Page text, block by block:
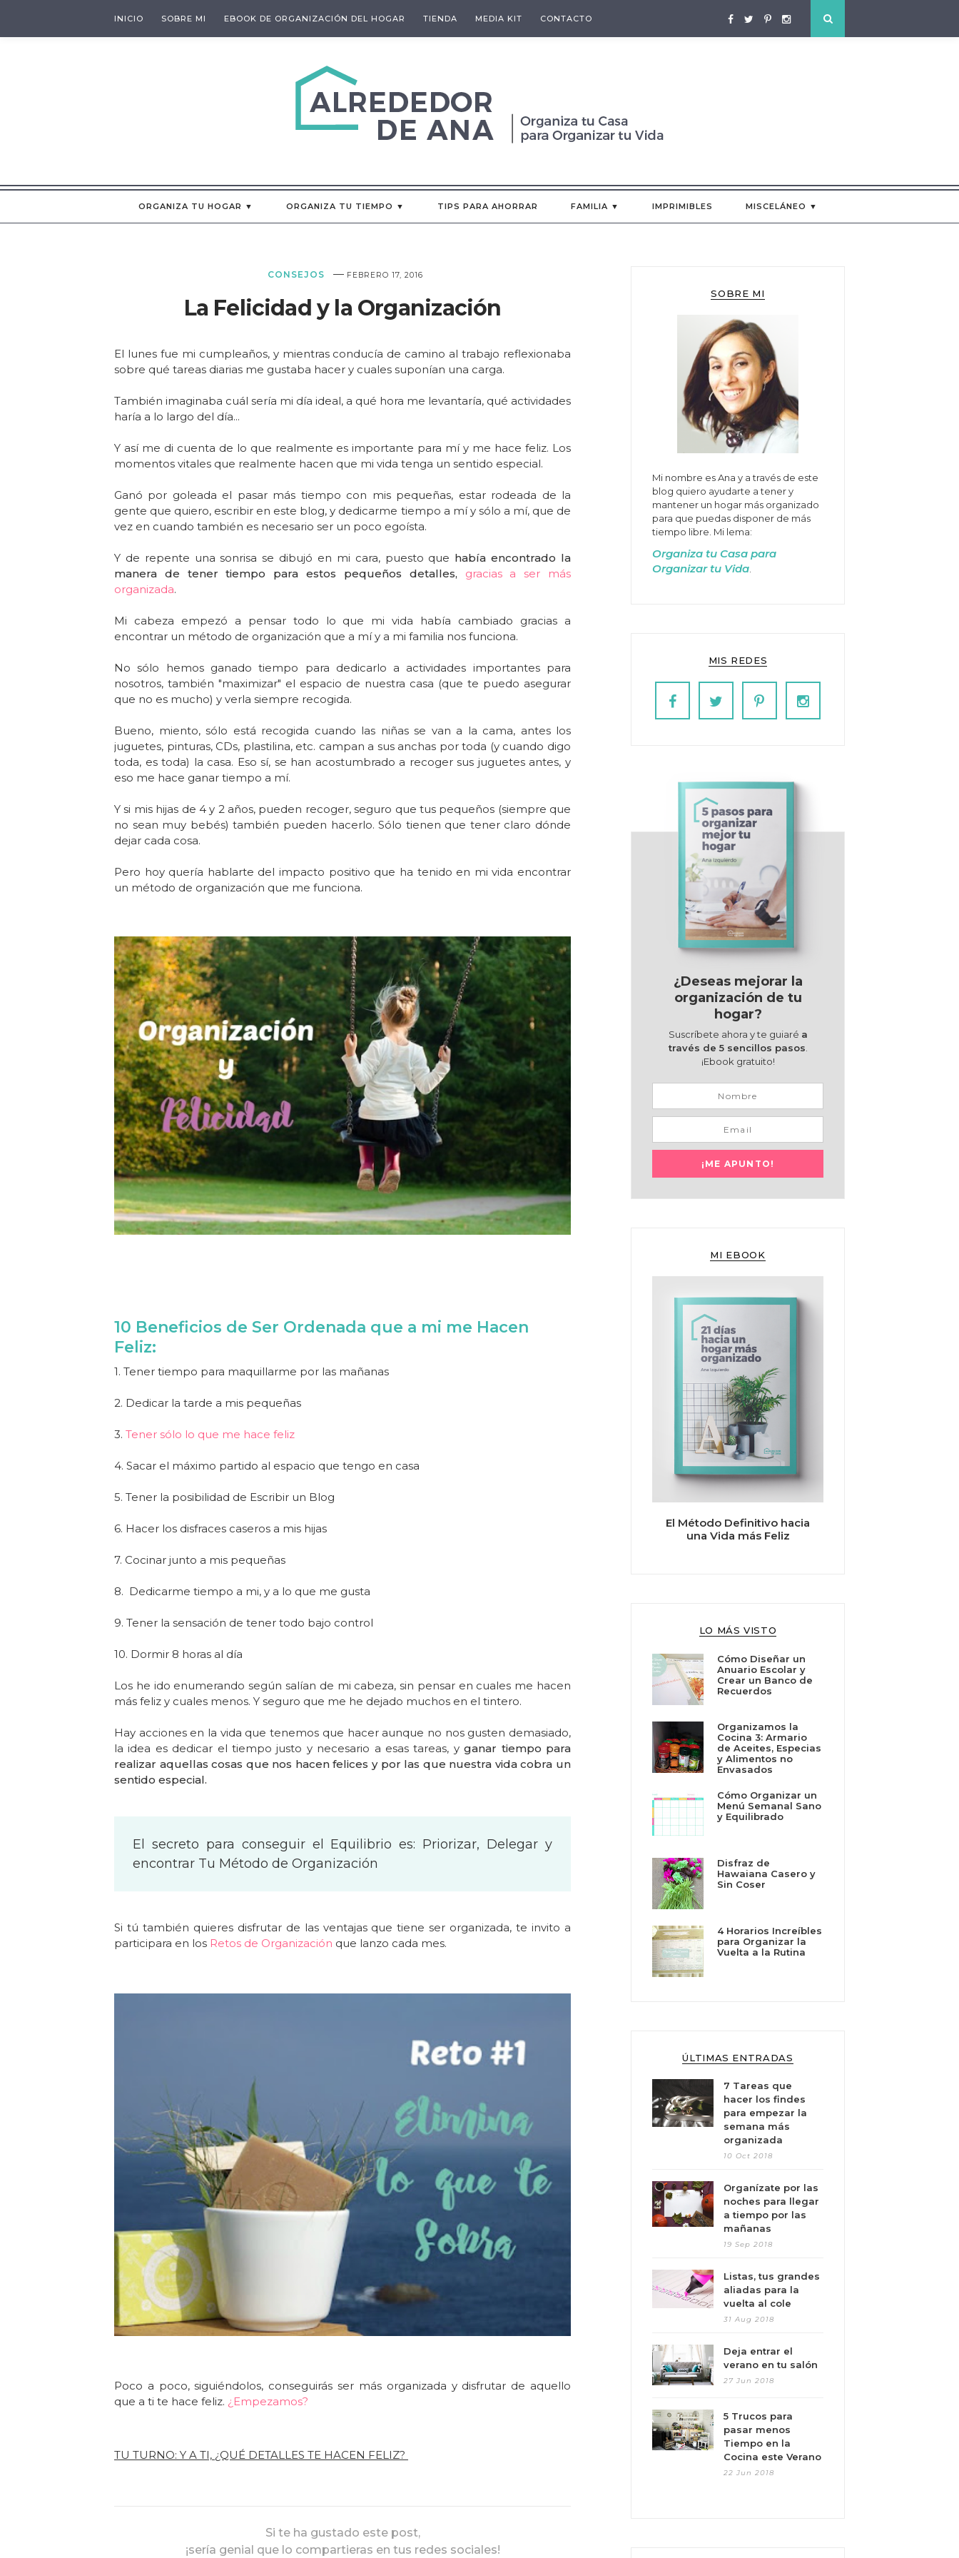
INICIO SOBRE MI EBOOK DE ORGANIZACIÓN DEL HOGAR TIENDA MEDIA KIT CONTACTO
ORGANIZA TU HOGAR ▼ ORGANIZA TU TIEMPO ▼ TIPS PARA AHORRAR FAMILIA ▼ IMPRIMIBLES MISCELÁNEO ▼
CONSEJOS — FEBRERO 17, 2016
La Felicidad y la Organización
El lunes fue mi cumpleaños, y mientras conducía de camino al trabajo reflexionaba
sobre qué tareas diarias me gustaba hacer y cuales suponían una carga.
También imaginaba cuál sería mi día ideal, a qué hora me levantaría, qué actividades
haría a lo largo del día...
Y así me di cuenta de lo que realmente es importante para mí y me hace feliz. Los
momentos vitales que realmente hacen que mi vida tenga un sentido especial.
Ganó por goleada el pasar más tiempo con mis pequeñas, estar rodeada de la
gente que quiero, escribir en este blog, y dedicarme tiempo a mí y sólo a mí, que de
vez en cuando también es necesario ser un poco egoísta.
Y de repente una sonrisa se dibujó en mi cara, puesto que había encontrado la
manera de tener tiempo para estos pequeños detalles,
gracias a ser más
organizada.
Mi cabeza empezó a pensar todo lo que mi vida había cambiado gracias a
encontrar un método de organización que a mí y a mi familia nos funciona.
No sólo hemos ganado tiempo para dedicarlo a actividades importantes para
nosotros, también "maximizar" el espacio de nuestra casa (que te puedo asegurar
que no es mucho) y verla siempre recogida.
Bueno, miento, sólo está recogida cuando las niñas se van a la cama, antes los
juguetes, pinturas, CDs, plastilina, etc. campan a sus anchas por toda (y cuando digo
toda, es toda) la casa. Eso sí, se han acostumbrado a recoger sus juguetes antes, y
eso me hace ganar tiempo a mí.
Y si mis hijas de 4 y 2 años, pueden recoger, seguro que tus pequeños (siempre que
no sean muy bebés) también pueden hacerlo. Sólo tienen que tener claro dónde
dejar cada cosa.
Pero hoy quería hablarte del impacto positivo que ha tenido en mi vida encontrar
un método de organización que me funciona.
10 Beneficios de Ser Ordenada que a mi me Hacen
Feliz:
1. Tener tiempo para maquillarme por las mañanas
2. Dedicar la tarde a mis pequeñas
3. Tener sólo lo que me hace feliz
4. Sacar el máximo partido al espacio que tengo en casa
5. Tener la posibilidad de Escribir un Blog
6. Hacer los disfraces caseros a mis hijas
7. Cocinar junto a mis pequeñas
8. Dedicarme tiempo a mi, y a lo que me gusta
9. Tener la sensación de tener todo bajo control
10. Dormir 8 horas al día
Los he ido enumerando según salían de mi cabeza, sin pensar en cuales me hacen
más feliz y cuales menos. Y seguro que me he dejado muchos en el tintero.
Hay acciones en la vida que tenemos que hacer aunque no nos gusten demasiado,
la idea es dedicar el tiempo justo y necesario a esas tareas, yganar tiempo para
realizar aquellas cosas que nos hacen felices y por las que nuestra vida cobra un
sentido especial.
El secreto para conseguir el Equilibrio es: Priorizar, Delegar y
encontrar Tu Método de Organización
Si tú también quieres disfrutar de las ventajas que tiene ser organizada, te invito a
participara en los Retos de Organización que lanzo cada mes.
Poco a poco, siguiéndolos, conseguirás ser más organizada y disfrutar de aquello
que a ti te hace feliz. ¿Empezamos?
TU TURNO: Y A TI, ¿QUÉ DETALLES TE HACEN FELIZ?
Si te ha gustado este post,
¡sería genial que lo compartieras en tus redes sociales!
SOBRE MI
Mi nombre es Ana y a través de este
blog quiero ayudarte a tener y
mantener un hogar más organizado
para que puedas disponer de más
tiempo libre. Mi lema:
Organiza tu Casa para
Organizar tu Vida
MIS REDES
¿Deseas mejorar la
organización de tu
hogar?
Suscríbete ahora y te guiaré a
través de 5 sencillos pasos.
¡Ebook gratuito!
MI EBOOK
El Método Definitivo hacia
una Vida más Feliz
LO MÁS VISTO
Cómo Diseñar un
Anuario Escolar y
Crear un Banco de
Recuerdos
Organizamos la
Cocina 3: Armario
de Aceites, Especias
y Alimentos no
Envasados
Cómo Organizar un
Menú Semanal Sano
y Equilibrado
Disfraz de
Hawaiana Casero y
Sin Coser
4 Horarios Increíbles
para Organizar la
Vuelta a la Rutina
ÚLTIMAS ENTRADAS
7 Tareas que
hacer los findes
para empezar la
semana más
organizada
10 Oct 2018
Organízate por las
noches para llegar
a tiempo por las
mañanas
19 Sep 2018
Listas, tus grandes
aliadas para la
vuelta al cole
31 Aug 2018
Deja entrar el
verano en tu salón
27 Jun 2018
5 Trucos para
pasar menos
Tiempo en la
Cocina este Verano
22 Jun 2018